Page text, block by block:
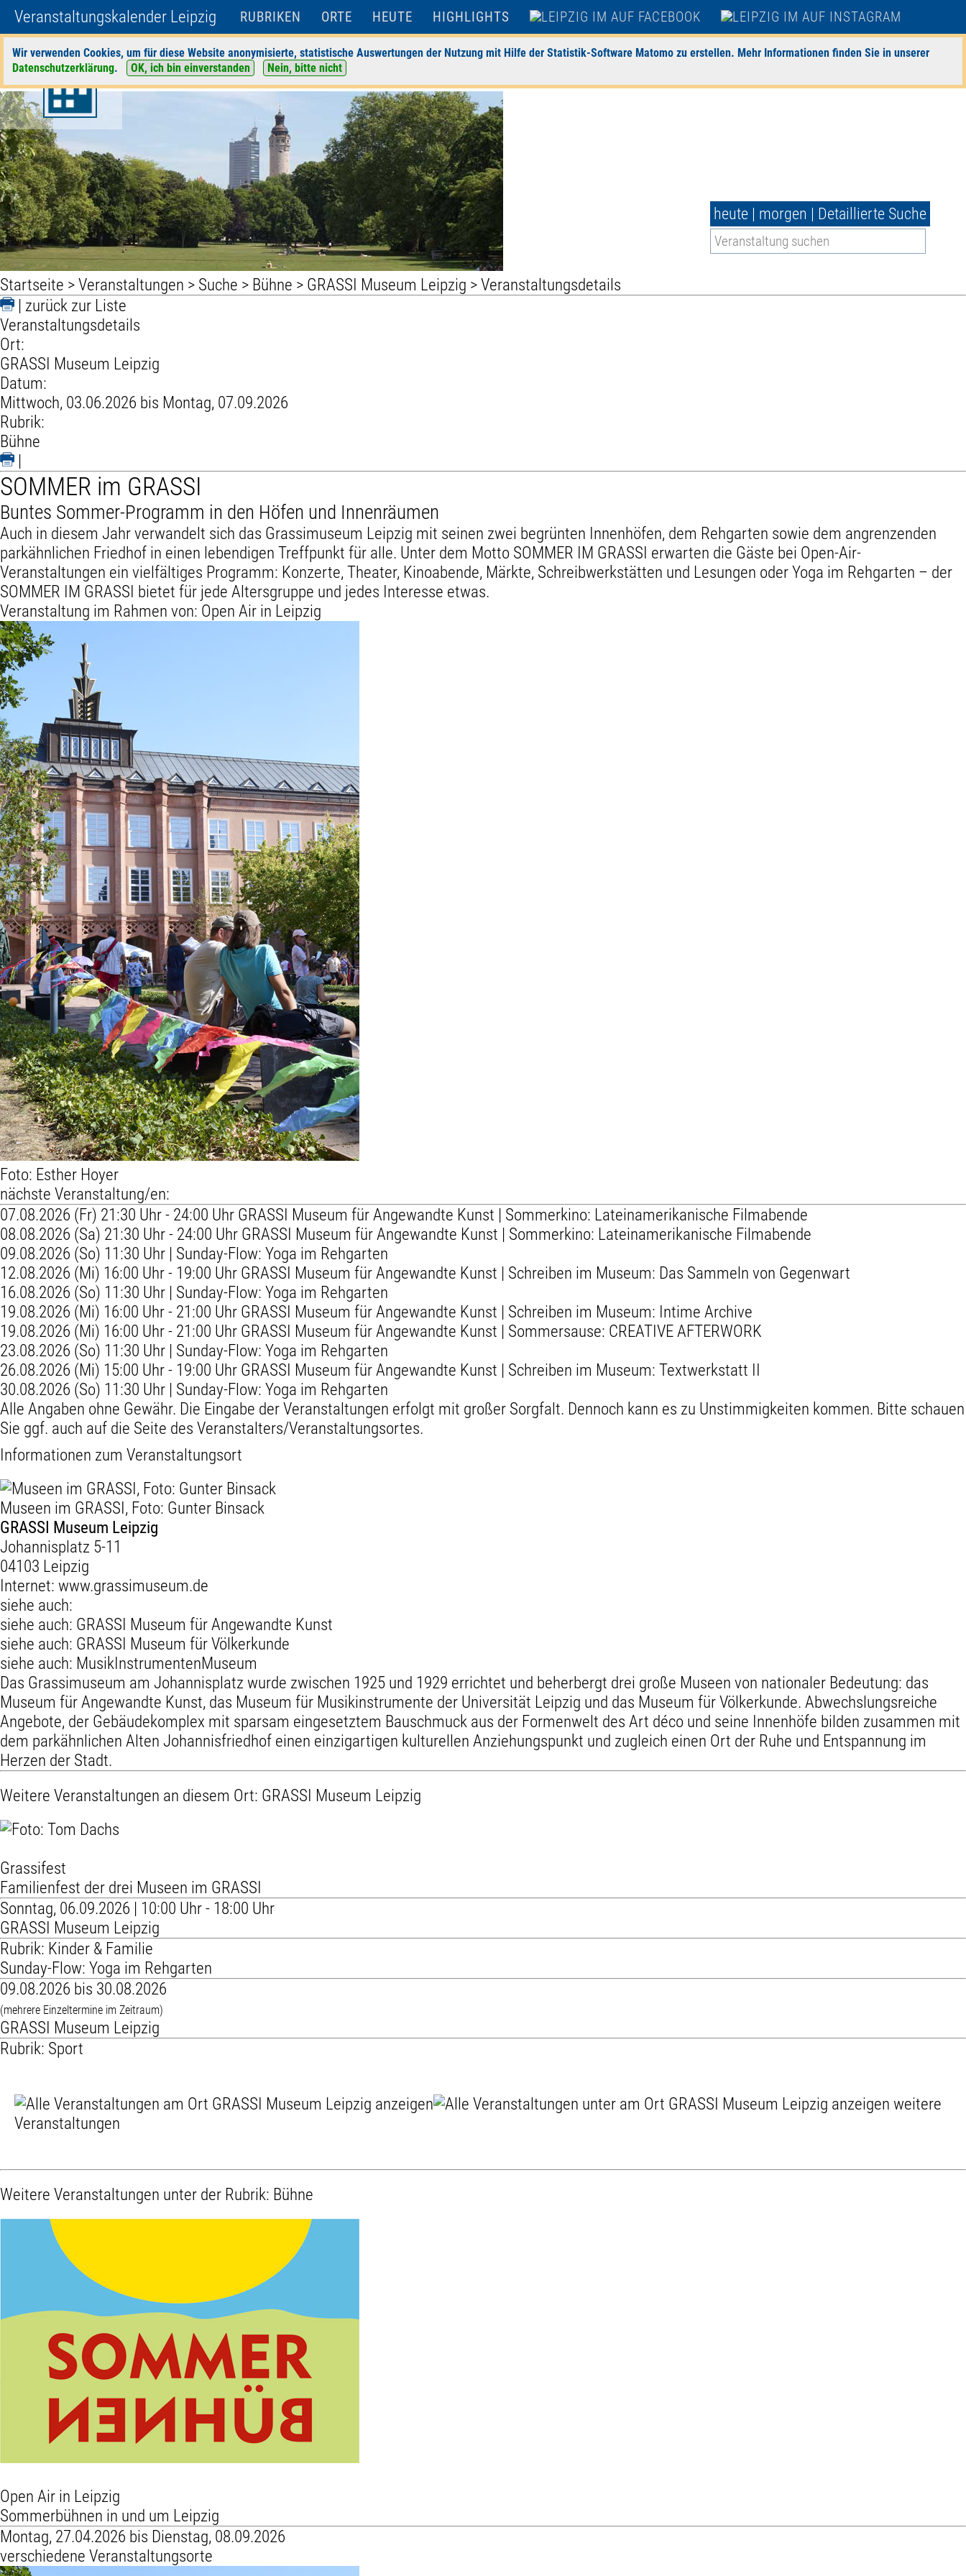
Veranstaltungskalender Leipzig RUBRIKEN ORTE HEUTE HIGHLIGHTS
Wir verwenden Cookies, um für diese Website anonymisierte, statistische Auswertungen der Nutzung mit Hilfe der Statistik-Software Matomo zu erstellen. Mehr Informationen finden Sie in unserer
Datenschutzerklärung. OK, ich bin einverstanden Nein, bitte nicht
heute | morgen | Detaillierte Suche
Startseite >Veranstaltungen > Suche > Bühne > GRASSI Museum Leipzig > Veranstaltungsdetails
zurück zur Liste
Veranstaltungsdetails
Ort:
GRASSI Museum Leipzig
Datum:
Mittwoch, 03.06.2026 bis Montag, 07.09.2026
Rubrik:
Bühne
SOMMER im GRASSI
Buntes Sommer-Programm in den Höfen und Innenräumen
Auch in diesem Jahr verwandelt sich das Grassimuseum Leipzig mit seinen zwei begrünten Innenhöfen, dem Rehgarten sowie dem angrenzenden
parkähnlichen Friedhof in einen lebendigen Treffpunkt für alle. Unter dem Motto SOMMER IM GRASSI erwarten die Gäste bei Open-Air-
Veranstaltungen ein vielfältiges Programm: Konzerte, Theater, Kinoabende, Märkte, Schreibwerkstätten und Lesungen oder Yoga im Rehgarten – der
SOMMER IM GRASSI bietet für jede Altersgruppe und jedes Interesse etwas.
Veranstaltung im Rahmen von: Open Air in Leipzig
Foto: Esther Hoyer
nächste Veranstaltung/en:
07.08.2026 (Fr) 21:30 Uhr - 24:00 Uhr GRASSI Museum für Angewandte Kunst | Sommerkino: Lateinamerikanische Filmabende
08.08.2026 (Sa) 21:30 Uhr - 24:00 Uhr GRASSI Museum für Angewandte Kunst | Sommerkino: Lateinamerikanische Filmabende
09.08.2026 (So) 11:30 Uhr | Sunday-Flow: Yoga im Rehgarten
12.08.2026 (Mi) 16:00 Uhr - 19:00 Uhr GRASSI Museum für Angewandte Kunst | Schreiben im Museum: Das Sammeln von Gegenwart
16.08.2026 (So) 11:30 Uhr | Sunday-Flow: Yoga im Rehgarten
19.08.2026 (Mi) 16:00 Uhr - 21:00 Uhr GRASSI Museum für Angewandte Kunst | Schreiben im Museum: Intime Archive
19.08.2026 (Mi) 16:00 Uhr - 21:00 Uhr GRASSI Museum für Angewandte Kunst | Sommersause: CREATIVE AFTERWORK
23.08.2026 (So) 11:30 Uhr | Sunday-Flow: Yoga im Rehgarten
26.08.2026 (Mi) 15:00 Uhr - 19:00 Uhr GRASSI Museum für Angewandte Kunst | Schreiben im Museum: Textwerkstatt II
30.08.2026 (So) 11:30 Uhr | Sunday-Flow: Yoga im Rehgarten
Alle Angaben ohne Gewähr. Die Eingabe der Veranstaltungen erfolgt mit großer Sorgfalt. Dennoch kann es zu Unstimmigkeiten kommen. Bitte schauen
Sie ggf. auch auf die Seite des Veranstalters/Veranstaltungsortes.
Informationen zum Veranstaltungsort
Museen im GRASSI, Foto: Gunter Binsack
GRASSI Museum Leipzig
Johannisplatz 5-11
04103 Leipzig
Internet: www.grassimuseum.de
siehe auch:
siehe auch: GRASSI Museum für Angewandte Kunst
siehe auch: GRASSI Museum für Völkerkunde
siehe auch: MusikInstrumentenMuseum
Das Grassimuseum am Johannisplatz wurde zwischen 1925 und 1929 errichtet und beherbergt drei große Museen von nationaler Bedeutung: das
Museum für Angewandte Kunst, das Museum für Musikinstrumente der Universität Leipzig und das Museum für Völkerkunde. Abwechslungsreiche
Angebote, der Gebäudekomplex mit sparsam eingesetztem Bauschmuck aus der Formenwelt des Art déco und seine Innenhöfe bilden zusammen mit
dem parkähnlichen Alten Johannisfriedhof einen einzigartigen kulturellen Anziehungspunkt und zugleich einen Ort der Ruhe und Entspannung im
Herzen der Stadt.
Weitere Veranstaltungen an diesem Ort: GRASSI Museum Leipzig
Grassifest
Familienfest der drei Museen im GRASSI
Sonntag, 06.09.2026 | 10:00 Uhr - 18:00 Uhr
GRASSI Museum Leipzig
Rubrik: Kinder & Familie
Sunday-Flow: Yoga im Rehgarten
09.08.2026 bis 30.08.2026
(mehrere Einzeltermine im Zeitraum)
GRASSI Museum Leipzig
Rubrik: Sport
weitere
Veranstaltungen
Weitere Veranstaltungen unter der Rubrik: Bühne
Open Air in Leipzig
Sommerbühnen in und um Leipzig
Montag, 27.04.2026 bis Dienstag, 08.09.2026
verschiedene Veranstaltungsorte